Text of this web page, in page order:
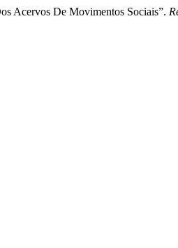
Acervos De Movimentos Sociais”.